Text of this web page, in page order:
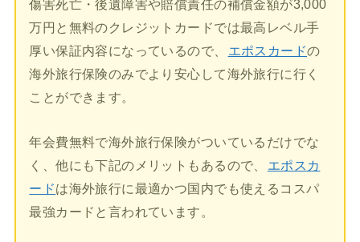
傷害死亡・後遺障害や賠償責任の補償金額が3,000
万円と無料のクレジットカードでは最高レベル手
厚い保証内容になっているので、
エポスカードの
海外旅行保険のみでより安心して海外旅行に行く
ことができます。
年会費無料で海外旅行保険がついているだけでな
く、他にも下記のメリットもあるので、
エポスカ
ードは海外旅行に最適かつ国内でも使えるコスパ
最強カードと言われています。